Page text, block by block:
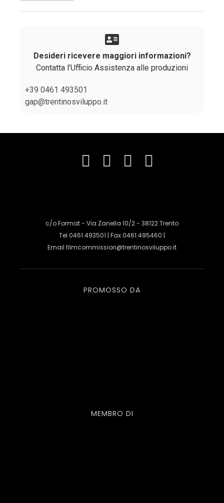
Desideri ricevere maggiori informazioni?
Contatta l’Ufficio Assistenza alle produzioni
+39 0461 493501
gap@trentinosviluppo.it
c/o Format - Via Zanella 10/2 - 38122 Trento
Tel 0461.493501 | Fax 0461.495460 |
Email filmcommission@trentinosviluppo.it
PROMOSSO DA
MEMBRO DI